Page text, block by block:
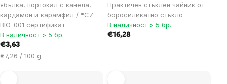
ябълка, портокал с канела,
кардамон и карамфил / *CZ-
BIO-001 сертификат
В наличност > 5 бр.
€3,63
Цена
€7,26 / 100 g
Практичен стъклен чайник от
боросиликатно стъкло
В наличност > 5 бр.
€16,28